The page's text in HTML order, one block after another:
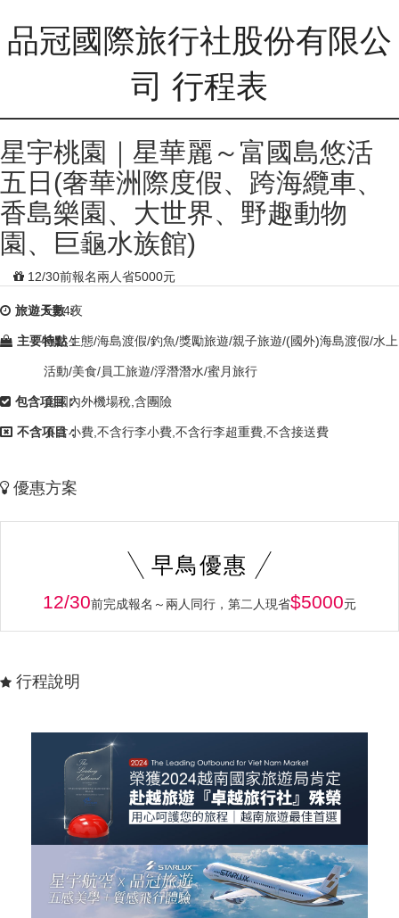
品冠國際旅行社股份有限公
司 行程表
星宇桃園｜星華麗～富國島悠活
五日(奢華洲際度假、跨海纜車、
香島樂園、大世界、野趣動物
園、巨龜水族館)
12/30前報名兩人省5000元
旅遊天數：
5天4夜
主要特點：
自然生態/海島渡假/釣魚/獎勵旅遊/親子旅遊/(國外)海島渡假/水上
活動/美食/員工旅遊/浮潛潛水/蜜月旅行
包含項目：
含國內外機場稅,含團險
不含項目：
不含小費,不含行李小費,不含行李超重費,不含接送費
優惠方案
早鳥優惠
12/30前完成報名～兩人同行，第二人現省$5000元
行程說明